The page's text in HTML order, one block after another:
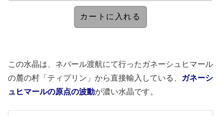
この水晶は、ネパール渡航にて行ったガネーシュヒマール
の麓の村「ティプリン」から直接輸入している、
ガネーシ
ュヒマールの原点の波動が濃い水晶です。